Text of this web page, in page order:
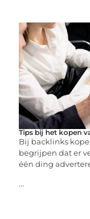
Tips bij het kopen
Bij backlinks
begrijpen dat er
één ding
...